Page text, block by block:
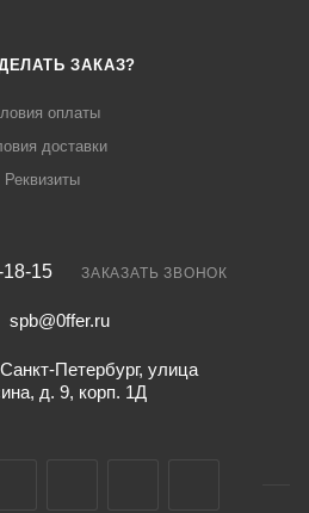
ЗАКАЗ?
оплаты
доставки
Реквизиты
18-15 ЗАКАЗАТЬ ЗВОНОК
spb@0ffer.ru
Санкт-Петербург, улица
д. 9, корп. 1Д